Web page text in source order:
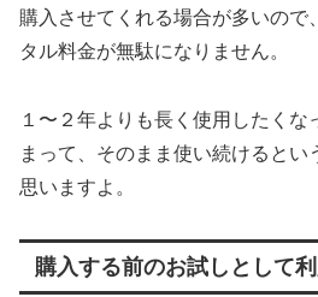
購入させてくれる場合が多いので
タル料金が無駄になりません。
１〜２年よりも長く使用したくな
まって、そのまま使い続けるとい
思いますよ。
購入する前のお試しとして